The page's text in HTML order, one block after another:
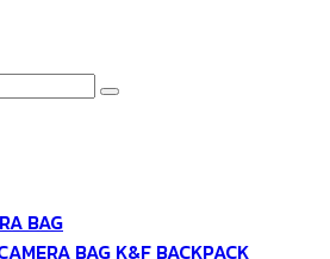
BAG
BAG K&F BACKPACK